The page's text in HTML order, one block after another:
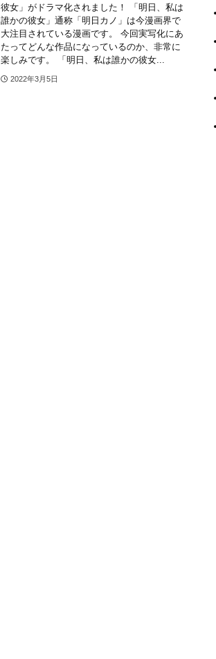
彼女」がドラマ化されました！ 「明日、私は
誰かの彼女」通称「明日カノ」は今漫画界で
大注目されている漫画です。 今回実写化にあ
たってどんな作品になっているのか、非常に
楽しみです。 「明日、私は誰かの彼女...
2022年3月5日